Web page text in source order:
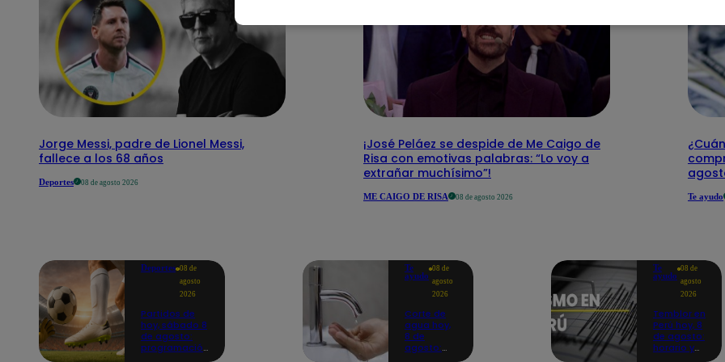
Jorge Messi, padre de Lionel Messi,
fallece a los 68 años
Deportes 08 de agosto 2026
¡José Peláez se despide de Me Caigo de
Risa con emotivas palabras: “Lo voy a
extrañar muchísimo”!
ME CAIGO DE RISA 08 de agosto 2026 Te ayudo
Deportes 08 de
agosto
2026
Partidos de
hoy, sábado 8
de agosto:
programación
Te
ayudo
08 de
agosto
2026
Corte de
agua hoy,
8 de
agosto:
Te
ayudo
08 de
agosto
2026
Temblor en
Perú hoy, 8
de agosto:
horario y